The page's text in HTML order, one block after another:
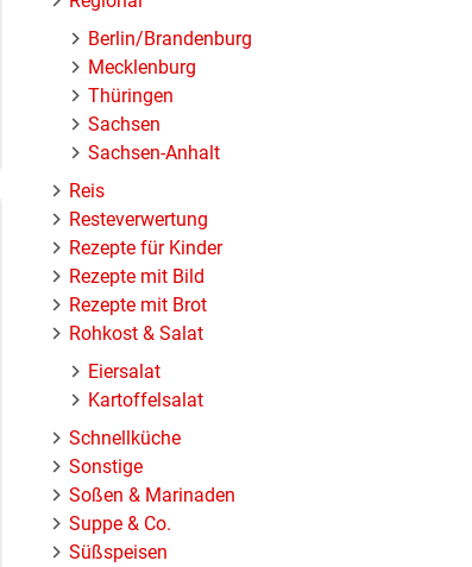
Berlin/Brandenburg
Mecklenburg
Thüringen
Sachsen
Sachsen-Anhalt
Reis
Resteverwertung
Rezepte für Kinder
Rezepte mit Bild
Rezepte mit Brot
Rohkost & Salat
Eiersalat
Kartoffelsalat
Schnellküche
Sonstige
Soßen & Marinaden
Suppe & Co.
Süßspeisen